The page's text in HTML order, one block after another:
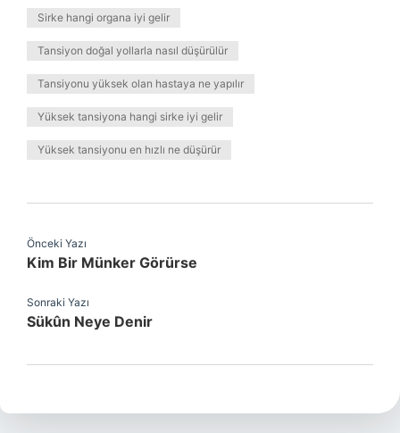
Sirke hangi organa iyi gelir
Tansiyon doğal yollarla nasıl düşürülür
Tansiyonu yüksek olan hastaya ne yapılır
Yüksek tansiyona hangi sirke iyi gelir
Yüksek tansiyonu en hızlı ne düşürür
Önceki Yazı
Kim Bir Münker Görürse
Sonraki Yazı
Sükûn Neye Denir